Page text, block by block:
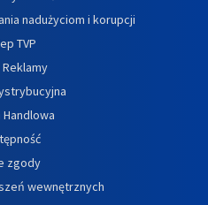
nadużyciom i korupcji
TVP
zgody
wewnętrznych